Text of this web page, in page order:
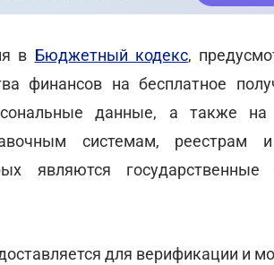
в Бюджетный кодекс,
финансов на бесплатное
данные, а также на
системам, реестрам
являются
для верификации и